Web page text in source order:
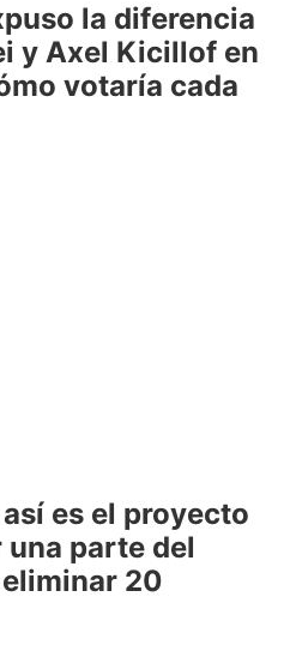
la diferencia
y Axel Kicillof en
votaría cada
es el proyecto
parte del
20